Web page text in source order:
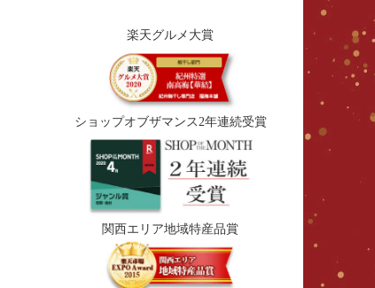
楽天グルメ大賞
ショップオブザマンス2年連続受賞
関西エリア地域特産品賞